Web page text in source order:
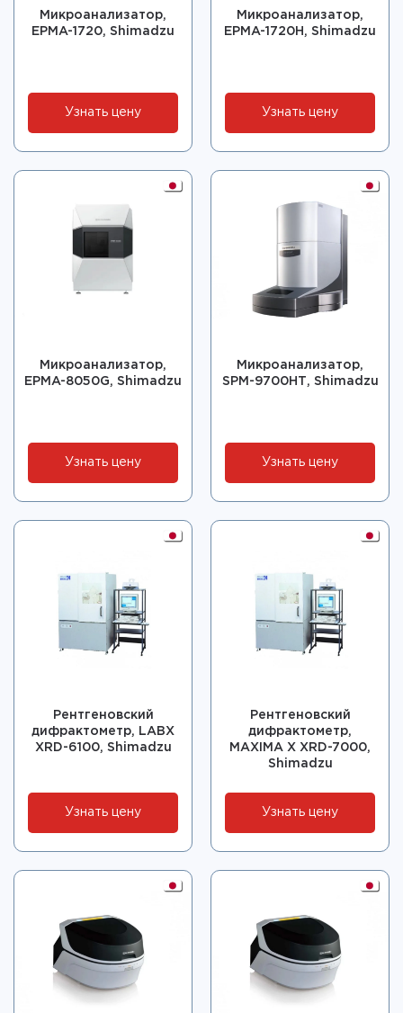
Микроанализатор,
EPMA-1720, Shimadzu
Узнать цену
Микроанализатор,
EPMA-1720H, Shimadzu
Узнать цену
Микроанализатор,
EPMA-8050G, Shimadzu
Узнать цену
Микроанализатор,
SPM-9700НТ, Shimadzu
Узнать цену
Рентгеновский
дифрактометр, LABX
XRD-6100, Shimadzu
Узнать цену
Рентгеновский
дифрактометр,
MAXIMA X XRD-7000,
Shimadzu
Узнать цену